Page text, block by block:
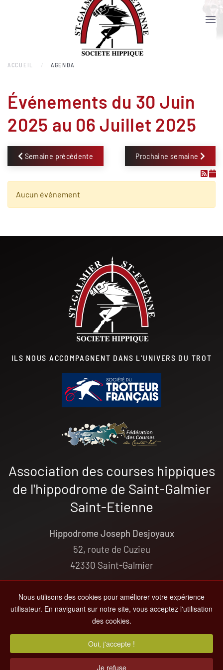
Nous utilisons des cookies pour améliorer votre expérience
utilisateur. En naviguant sur notre site, vous acceptez l'utilisation
des cookies.
Oui, j'accepte !
Je refuse
Accéder au contenu principal
ACCUEIL AGENDA
Événements du 30 Juin
2025 au 06 Juillet 2025
Semaine précédente Prochaine semaine
Aucun événement
ILS NOUS ACCOMPAGNENT DANS L'UNIVERS DU TROT
Association des courses hippiques
de l'hippodrome de Saint-Galmier
Saint-Etienne
Hippodrome Joseph Desjoyaux
52, route de Cuzieu
42330 Saint-Galmier
+33(0)4 77 54 04 68
contact@hippodrome-saint-galmier.fr
Hippodrome de St-Galmier
Tous droits réservés -Informations Légales- ParMC&C